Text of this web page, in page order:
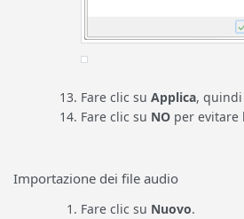
Fare clic su Applica, quindi
Fare clic su NO per evitare
Importazione dei file audio
Fare clic su Nuovo.